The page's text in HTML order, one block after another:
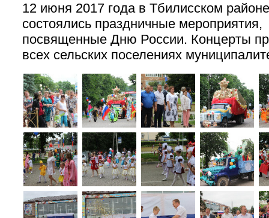
12 июня 2017 года в Тбилисском районе
состоялись праздничные мероприятия,
посвященные Дню России. Концерты
всех сельских поселениях